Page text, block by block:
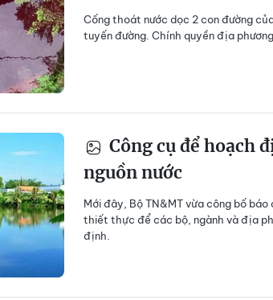
Cống thoát nước dọc 2 con đường
tuyến đường. Chính quyền địa
Công cụ để hoạch
nguồn nước
Mới đây, Bộ TN&MT vừa công bố
thiết thực để các bộ, ngành và địa
định.